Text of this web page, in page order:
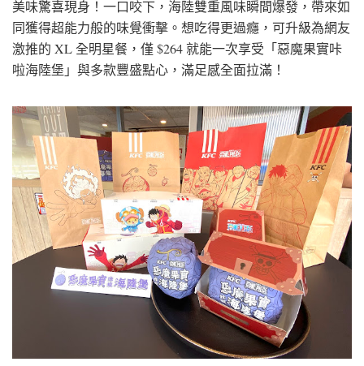
美味驚喜現身！一口咬下，海陸雙重風味瞬間爆發，帶來如
同獲得超能力般的味覺衝擊。想吃得更過癮，可升級為網友
激推的 XL 全明星餐，僅 $264 就能一次享受「惡魔果實咔
啦海陸堡」與多款豐盛點心，滿足感全面拉滿！